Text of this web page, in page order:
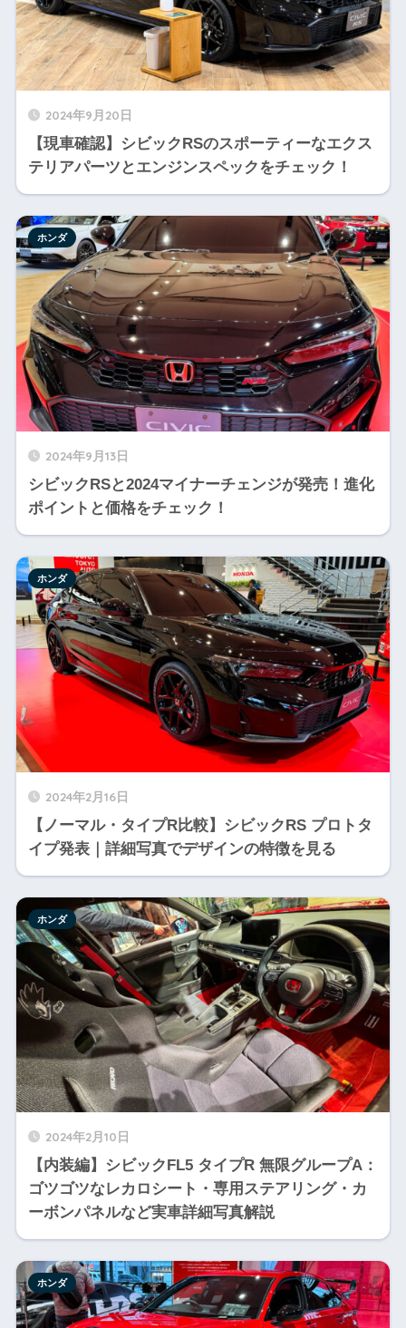
2024年9月20日
【現車確認】シビックRSのスポーティーなエクス
テリアパーツとエンジンスペックをチェック！
2024年9月13日
シビックRSと2024マイナーチェンジが発売！進化
ポイントと価格をチェック！
ホンダ
2024年2月16日
【ノーマル・タイプR比較】シビックRS プロトタ
イプ発表｜詳細写真でデザインの特徴を見る
ホンダ
2024年2月10日
【内装編】シビックFL5 タイプR 無限グループA：
ゴツゴツなレカロシート・専用ステアリング・カ
ーボンパネルなど実車詳細写真解説
ホンダ
ホンダ